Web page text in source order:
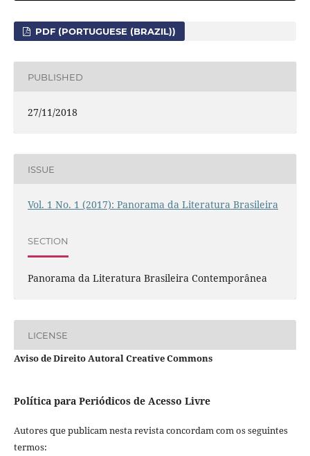
PDF (PORTUGUESE (BRAZIL))
PUBLISHED
27/11/2018
ISSUE
Vol. 1 No. 1 (2017): Panorama da Literatura Brasileira
SECTION
Panorama da Literatura Brasileira Contemporânea
LICENSE
Aviso de Direito Autoral Creative Commons
Política para Periódicos de Acesso Livre
Autores que publicam nesta revista concordam com os seguintes
termos: